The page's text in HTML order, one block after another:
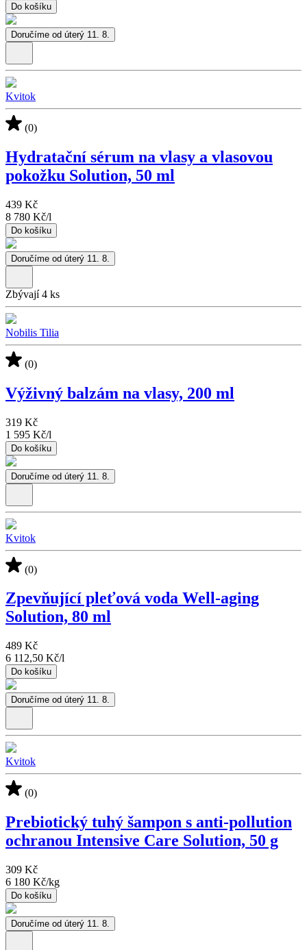
Do košíku
Doručíme od úterý 11. 8.
Kvitok
(0)
Hydratační sérum na vlasy a vlasovou
pokožku Solution, 50 ml
439 Kč
8 780 Kč/l
Do košíku
Doručíme od úterý 11. 8.
Zbývají 4 ks
Nobilis Tilia
(0)
Výživný balzám na vlasy, 200 ml
319 Kč
1 595 Kč/l
Do košíku
Doručíme od úterý 11. 8.
Kvitok
(0)
Zpevňující pleťová voda Well-aging
Solution, 80 ml
489 Kč
6 112,50 Kč/l
Do košíku
Doručíme od úterý 11. 8.
Kvitok
(0)
Prebiotický tuhý šampon s anti-pollution
ochranou Intensive Care Solution, 50 g
309 Kč
6 180 Kč/kg
Do košíku
Doručíme od úterý 11. 8.